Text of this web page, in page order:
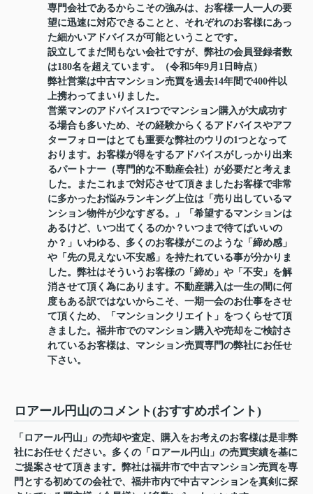
専門会社であるからこその強みは、お客様一人一人の要
望に迅速に対応できることと、それぞれのお客様にあっ
た細かいアドバイスが可能ということです。
設立してまだ間もない会社ですが、弊社の会員登録者数
は180名を超えています。（令和5年9月1日時点）
弊社営業は中古マンション売買を過去14年間で400件以
上携わってまいりました。
営業マンのアドバイス1つでマンション購入が大成功す
る場合も多いため、その経験からくるアドバイスやアフ
ターフォローはとても重要な弊社のウリの1つとなって
おります。お客様が得をするアドバイスがしっかり出来
るパートナー（専門的な不動産会社）が必要だと考えま
した。またこれまで対応させて頂きましたお客様で非常
に多かったお悩みランキング上位は「売り出しているマ
ンション物件が少なすぎる。」「希望するマンションは
あるけど、いつ出てくるのか？いつまで待てばいいの
か？」いわゆる、多くのお客様がこのような「締め感」
や「先の見えない不安感」を持たれている事が分かりま
した。弊社はそういうお客様の「締め」や「不安」を解
消させて頂く為にあります。不動産購入は一生の間に何
度もある訳ではないからこそ、一期一会のお仕事をさせ
て頂くため、「マンションクリエイト」をつくらせて頂
きました。福井市でのマンション購入や売却をご検討さ
れているお客様は、マンション売買専門の弊社にお任せ
下さい。
ロアール円山のコメント(おすすめポイント)
「ロアール円山」の売却や査定、購入をお考えのお客様は是非弊
社にお任せください。多くの「ロアール円山」の売買実績を基に
ご提案させて頂きます。弊社は福井市で中古マンション売買を専
門とする初めての会社で、福井市内で中古マンションを真剣に探